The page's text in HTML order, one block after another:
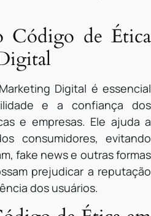
Código de Ética
Digital é essencial
e a confiança dos
e empresas. Ele ajuda a
consumidores, evitando
fake news e outras formas
prejudicar a reputação
dos usuários.